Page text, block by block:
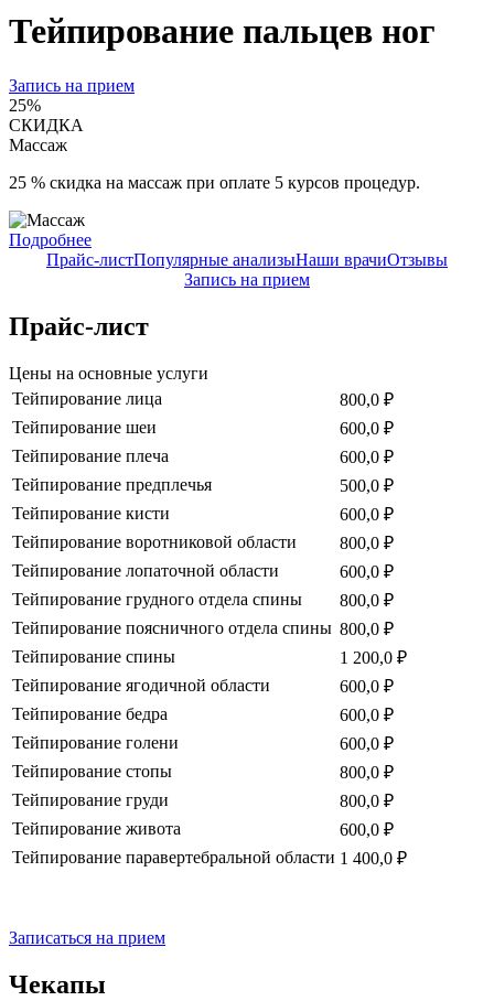
Тейпирование пальцев ног
Запись на прием
25%
СКИДКА
Массаж
25 % скидка на массаж при оплате 5 курсов процедур.
Подробнее
Прайс-листПопулярные анализыНаши врачиОтзывы
Запись на прием
Прайс-лист
Цены на основные услуги
Тейпирование лица
800,0 ₽
Тейпирование шеи
600,0 ₽
Тейпирование плеча
600,0 ₽
Тейпирование предплечья
500,0 ₽
Тейпирование кисти
600,0 ₽
Тейпирование воротниковой области
800,0 ₽
Тейпирование лопаточной области
600,0 ₽
Тейпирование грудного отдела спины
800,0 ₽
Тейпирование поясничного отдела спины 800,0 ₽
Тейпирование спины
1 200,0 ₽
Тейпирование ягодичной области
600,0 ₽
Тейпирование бедра
600,0 ₽
Тейпирование голени
600,0 ₽
Тейпирование стопы
800,0 ₽
Тейпирование груди
800,0 ₽
Тейпирование живота
600,0 ₽
Тейпирование паравертебральной области 1 400,0 ₽
Записаться на прием
Чекапы